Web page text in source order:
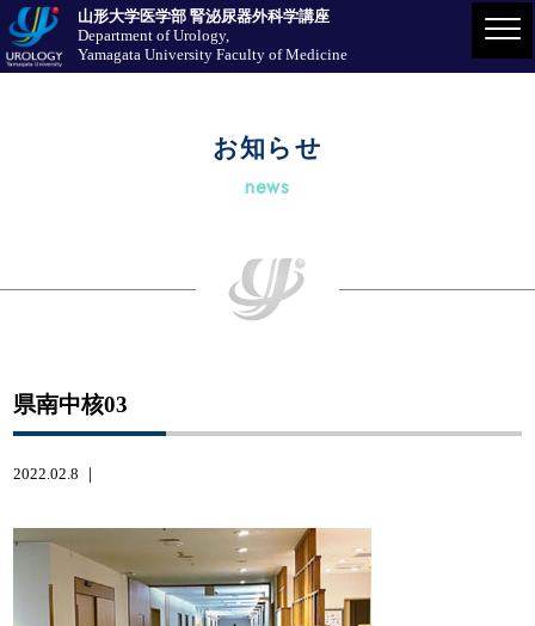
山形大学医学部 腎泌尿器外科学講座
Department of Urology,
Yamagata University Faculty of Medicine
お知らせ
news
県南中核03
2022.02.8 ｜